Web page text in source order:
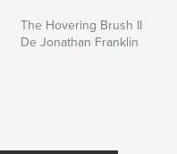
The Hovering Brush II
De Jonathan Franklin